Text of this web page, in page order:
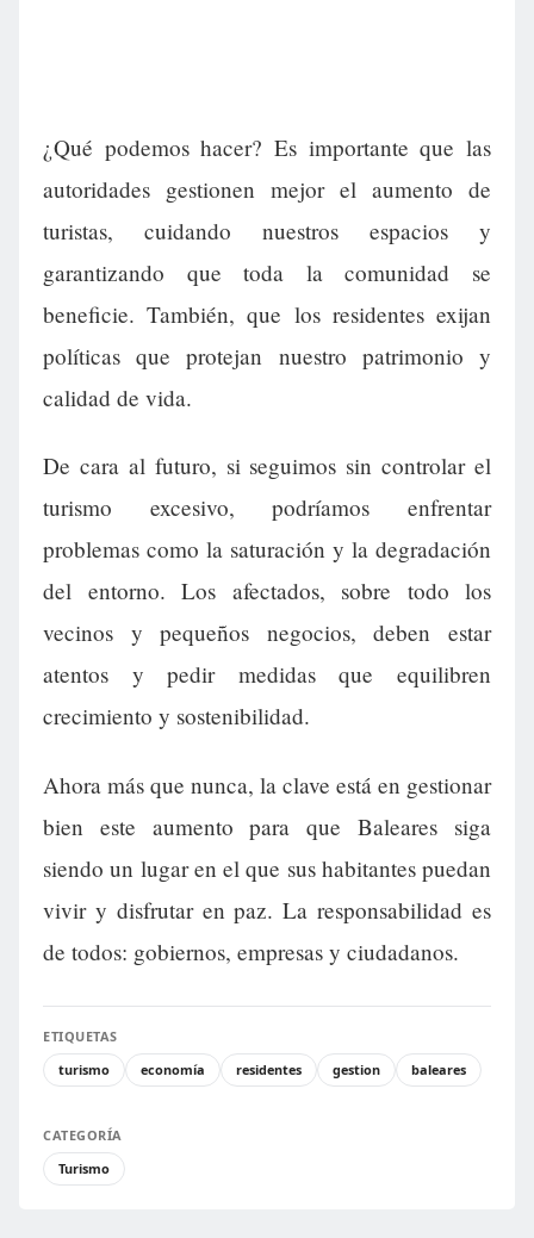
¿Qué podemos hacer? Es importante que las
autoridades gestionen mejor el aumento de
turistas, cuidando nuestros espacios y
garantizando que toda la comunidad se
beneficie. También, que los residentes exijan
políticas que protejan nuestro patrimonio y
calidad de vida.
De cara al futuro, si seguimos sin controlar el
turismo excesivo, podríamos enfrentar
problemas como la saturación y la degradación
del entorno. Los afectados, sobre todo los
vecinos y pequeños negocios, deben estar
atentos y pedir medidas que equilibren
crecimiento y sostenibilidad.
Ahora más que nunca, la clave está en gestionar
bien este aumento para que Baleares siga
siendo un lugar en el que sus habitantes puedan
vivir y disfrutar en paz. La responsabilidad es
de todos: gobiernos, empresas y ciudadanos.
ETIQUETAS
turismo
economía residentes gestion baleares
CATEGORÍA
Turismo